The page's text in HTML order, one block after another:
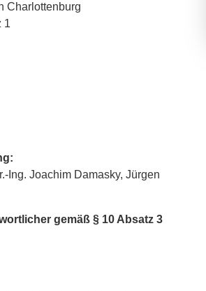
Charlottenburg
1
Ing. Joachim Damasky, Jürgen
gemäß § 10 Absatz 3